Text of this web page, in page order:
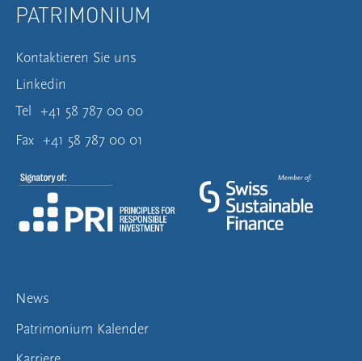
PATRIMONIUM
Kontaktieren Sie uns
Linkedin
Tel +41 58 787 00 00
Fax +41 58 787 00 01
News
Patrimonium Kalender